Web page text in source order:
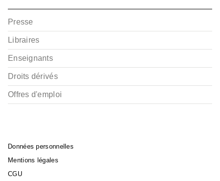
Presse
Libraires
Enseignants
Droits dérivés
Offres d'emploi
Données personnelles
Mentions légales
CGU